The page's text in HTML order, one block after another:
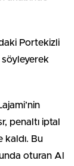
Portekizli
söyleyerek
penaltı iptal
kaldı. Bu
oturan Al